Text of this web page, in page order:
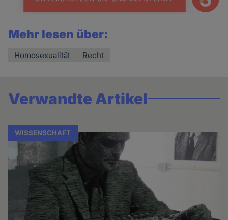
Mehr lesen über:
Homosexualität Recht
Verwandte Artikel
WISSENSCHAFT